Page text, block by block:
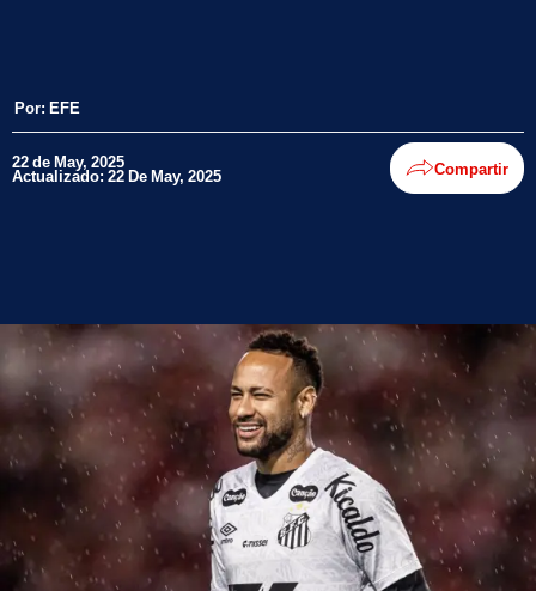
Por: EFE
22 de May, 2025
Actualizado: 22 De May, 2025 Compartir